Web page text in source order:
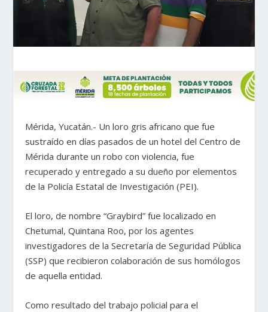
Mérida, Yucatán.- Un loro gris africano que fue
sustraído en días pasados de un hotel del Centro de
Mérida durante un robo con violencia, fue
recuperado y entregado a su dueño por elementos
de la Policía Estatal de Investigación (PEI).
El loro, de nombre “Graybird” fue localizado en
Chetumal, Quintana Roo, por los agentes
investigadores de la Secretaría de Seguridad Pública
(SSP) que recibieron colaboración de sus homólogos
de aquella entidad.
Como resultado del trabajo policial para el